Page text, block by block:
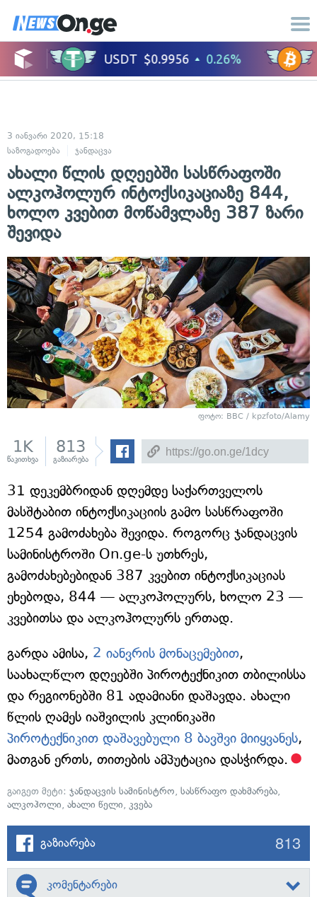
3 იანვარი 2020, 15:18
საზოგადოება
ჯანდაცვა
ახალი წლის დღეებში სასწრაფოში
ალკოჰოლურ ინტოქსიკაციაზე 844,
ხოლო კვებით მოწამვლაზე 387 ზარი
შევიდა
ფოტო: BBC / kpzfoto/Alamy
1K
წაკითხვა
813
გაზიარება
31 დეკემბრიდან დღემდე საქართველოს
მასშტაბით ინტოქსიკაციის გამო სასწრაფოში
1254 გამოძახება შევიდა. როგორც ჯანდაცვის
სამინისტროში On.ge-ს უთხრეს,
გამოძახებებიდან 387 კვებით ინტოქსიკაციას
ეხებოდა, 844 — ალკოჰოლურს, ხოლო 23 —
კვებითსა და ალკოჰოლურს ერთად.
გარდა ამისა, 2 იანვრის მონაცემებით,
საახალწლო დღეებში პიროტექნიკით თბილისსა
და რეგიონებში 81 ადამიანი დაშავდა. ახალი
წლის ღამეს იაშვილის კლინიკაში
პიროტექნიკით დაშავებული 8 ბავშვი მიიყვანეს,
მათგან ერთს, თითების ამპუტაცია დასჭირდა.
გაიგეთ მეტი: ჯანდაცვის სამინისტრო, სასწრაფო დახმარება,
ალკოჰოლი, ახალი წელი, კვება
გაზიარება 813
კომენტარები